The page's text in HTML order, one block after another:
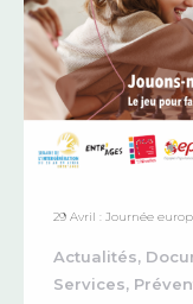
29 Avril : Journée
Actualités,
Services,